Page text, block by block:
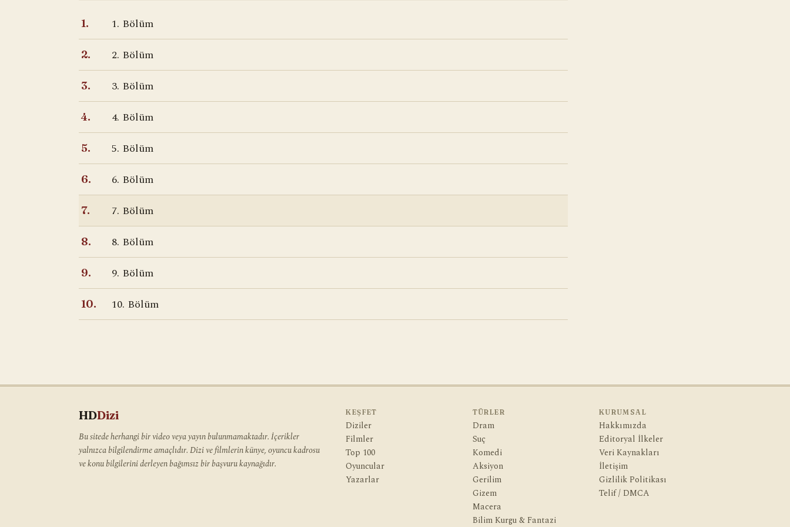
1. 1. Bölüm
2. 2. Bölüm
3. 3. Bölüm
4. 4. Bölüm
5. 5. Bölüm
6. 6. Bölüm
7. 7. Bölüm
8. 8. Bölüm
9. 9. Bölüm
10. 10. Bölüm
HDDizi
Bu sitede herhangi bir video veya yayın bulunmamaktadır. İçerikler
yalnızca bilgilendirme amaçlıdır. Dizi ve filmlerin künye, oyuncu kadrosu
ve konu bilgilerini derleyen bağımsız bir başvuru kaynağıdır.
KEŞFET
Diziler
Filmler
Top 100
Oyuncular
Yazarlar
TÜRLER
Dram
Suç
Komedi
Aksiyon
Gerilim
Gizem
Macera
Bilim Kurgu & Fantazi
KURUMSAL
Hakkımızda
Editoryal İlkeler
Veri Kaynakları
İletişim
Gizlilik Politikası
Telif / DMCA